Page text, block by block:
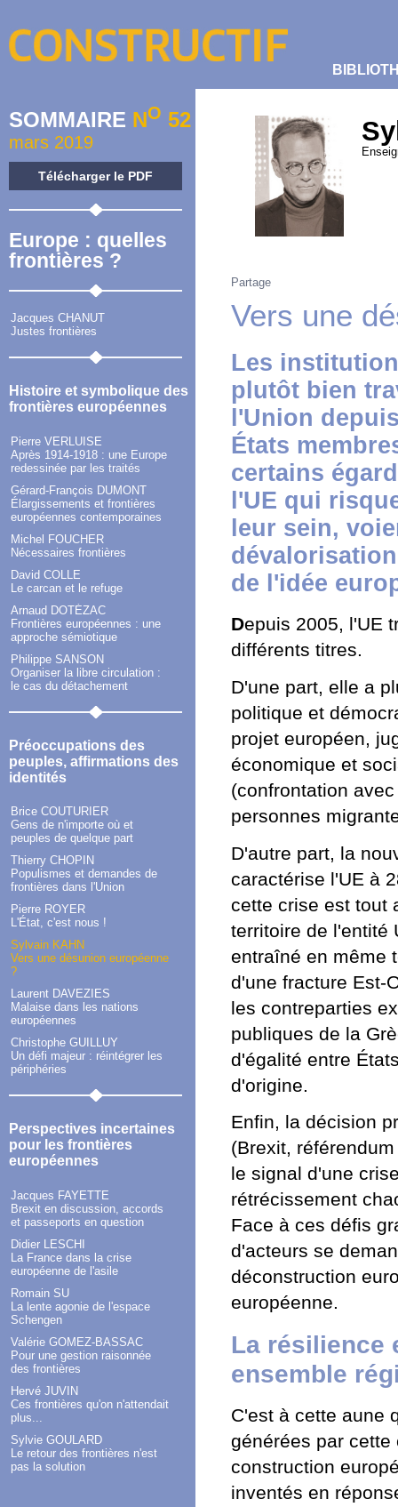
SOMMAIRE NO 52
mars 2019
Télécharger le PDF
Europe : quelles
frontières ?
Jacques CHANUT
Justes frontières
Histoire et symbolique des
frontières européennes
Pierre VERLUISE
Après 1914-1918 : une Europe
redessinée par les traités
Gérard-François DUMONT
Élargissements et frontières
européennes contemporaines
Michel FOUCHER
Nécessaires frontières
David COLLE
Le carcan et le refuge
Arnaud DOTÉZAC
Frontières européennes : une
approche sémiotique
Philippe SANSON
Organiser la libre circulation :
le cas du détachement
Préoccupations des
peuples, affirmations des
identités
Brice COUTURIER
Gens de n'importe où et
peuples de quelque part
Thierry CHOPIN
Populismes et demandes de
frontières dans l'Union
Pierre ROYER
L'État, c'est nous !
Sylvain KAHN
Vers une désunion européenne
?
Laurent DAVEZIES
Malaise dans les nations
européennes
Christophe GUILLUY
Un défi majeur : réintégrer les
périphéries
Perspectives incertaines
pour les frontières
européennes
Jacques FAYETTE
Brexit en discussion, accords
et passeports en question
Didier LESCHI
La France dans la crise
européenne de l'asile
Romain SU
La lente agonie de l'espace
Schengen
Valérie GOMEZ-BASSAC
Pour une gestion raisonnée
des frontières
Hervé JUVIN
Ces frontières qu'on n'attendait
plus...
Sylvie GOULARD
Le retour des frontières n'est
pas la solution
Partage
Vers une
Les
plutôt bien
l'Union
États
certains
l'UE qui
leur sein,
de l'idée
Depuis 2005, l'UE
différents titres.
D'une part, elle a
politique et
projet européen,
économique et
(confrontation
personnes
D'autre part, la
caractérise l'UE à
cette crise est tout
territoire de l'entité
entraîné en même
d'une fracture Est-
les contreparties
publiques de la
d'égalité entre
d'origine.
Enfin, la décision
(Brexit,
le signal d'une
rétrécissement
Face à ces défis
d'acteurs se
déconstruction
européenne.
La résilience
ensemble
C'est à cette aune
générées par
construction
inventés en